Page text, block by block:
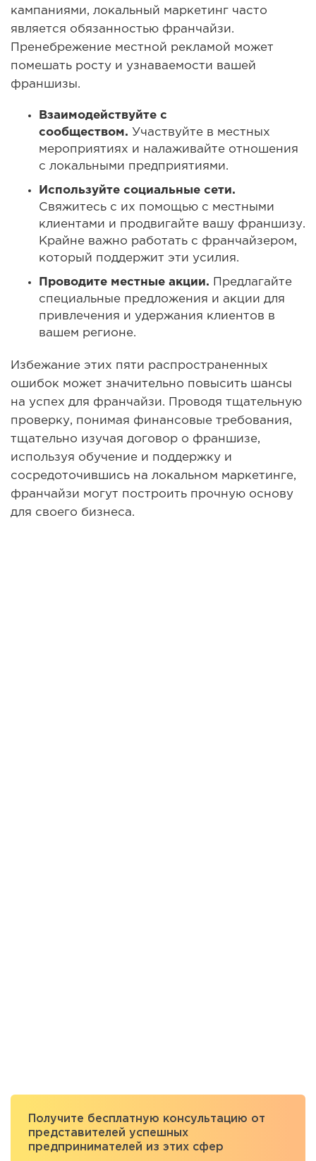
кампаниями, локальный маркетинг часто
является обязанностью франчайзи.
Пренебрежение местной рекламой может
помешать росту и узнаваемости вашей
франшизы.
Взаимодействуйте с
сообществом. Участвуйте в местных
мероприятиях и налаживайте отношения
с локальными предприятиями.
Используйте социальные сети.
Свяжитесь с их помощью с местными
клиентами и продвигайте вашу франшизу.
Крайне важно работать с франчайзером,
который поддержит эти усилия.
Проводите местные акции. Предлагайте
специальные предложения и акции для
привлечения и удержания клиентов в
вашем регионе.
Избежание этих пяти распространенных
ошибок может значительно повысить шансы
на успех для франчайзи. Проводя тщательную
проверку, понимая финансовые требования,
тщательно изучая договор о франшизе,
используя обучение и поддержку и
сосредоточившись на локальном маркетинге,
франчайзи могут построить прочную основу
для своего бизнеса.
Получите бесплатную консультацию от
представителей успешных
предпринимателей из этих сфер